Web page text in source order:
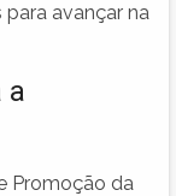
avançar na
a
Promoção da